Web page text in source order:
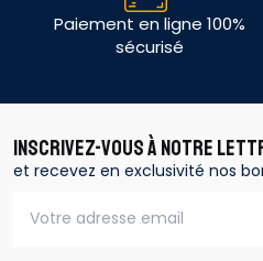
Paiement en ligne 100%
sécurisé
INSCRIVEZ-VOUS À NOTRE
et recevez en exclusivité nos